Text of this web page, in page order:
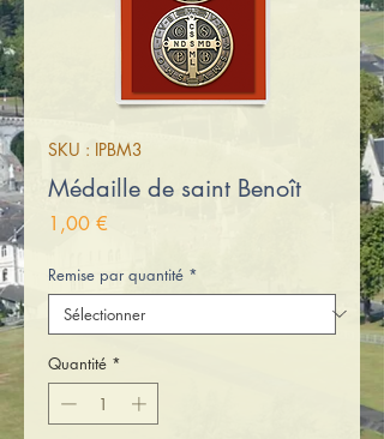
SKU : IPBM3
Médaille de saint Benoît
1,00 €
Remise par quantité *
Quantité *